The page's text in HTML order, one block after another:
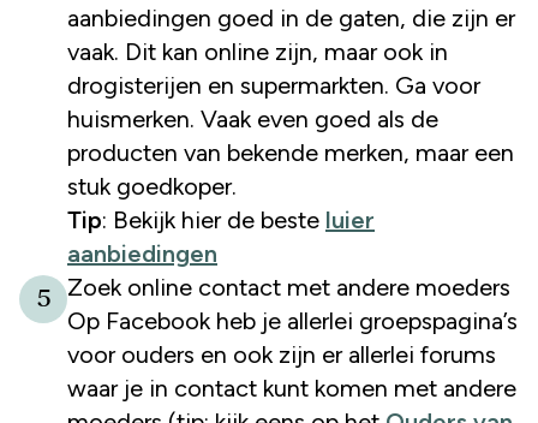
aanbiedingen goed in de gaten, die zijn er
vaak. Dit kan online zijn, maar ook in
drogisterijen en supermarkten. Ga voor
huismerken. Vaak even goed als de
producten van bekende merken, maar een
stuk goedkoper.
Tip: Bekijk hier de beste luier
aanbiedingen
5
Zoek online contact met andere moeders
Op Facebook heb je allerlei groepspagina’s
voor ouders en ook zijn er allerlei forums
waar je in contact kunt komen met andere